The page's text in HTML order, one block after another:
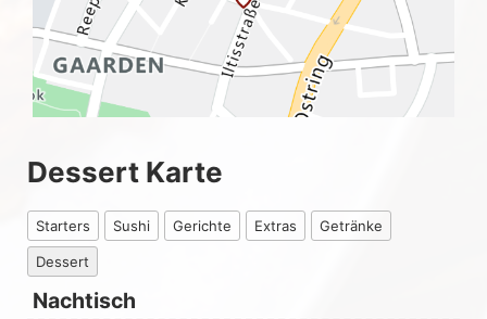
Dessert Karte
Starters Sushi Gerichte Extras Getränke
Dessert
Nachtisch